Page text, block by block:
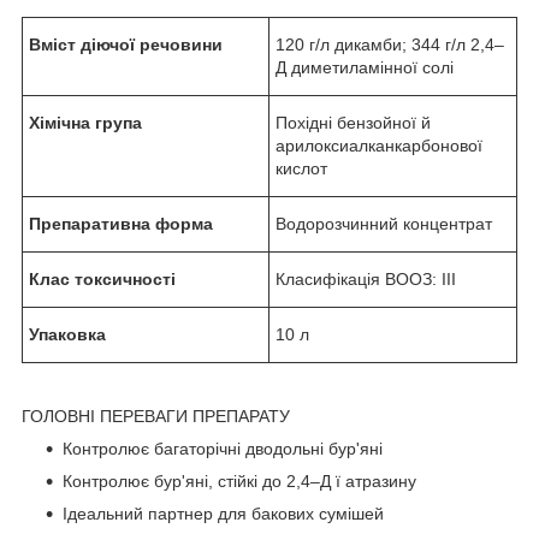
Вміст діючої речовини
120 г/л дикамби; 344 г/л 2,4–
Д диметиламінної солі
Хімічна група
Похідні бензойної й
арилоксиалканкарбонової
кислот
Препаративна форма Водорозчинний концентрат
Клас токсичності Класифікація ВООЗ: III
Упаковка 10 л
ГОЛОВНІ ПЕРЕВАГИ ПРЕПАРАТУ
Контролює багаторічні дводольні бур'яні
Контролює бур'яні, стійкі до 2,4–Д ї атразину
Ідеальний партнер для бакових сумішей